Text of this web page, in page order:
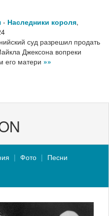
- Наследники короля,
суд разрешил продать
Джексона вопреки
его матери »»
Фото
Песни